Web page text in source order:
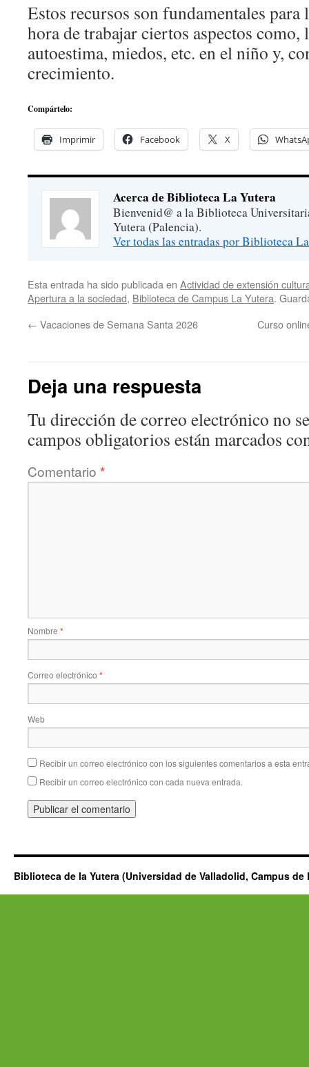
Estos recursos son fundamentales para
hora de trabajar ciertos aspectos
autoestima, miedos, etc. en el niño y,
crecimiento.
Compártelo:
Imprimir Facebook X
Acerca de Biblioteca La Yutera
Bienvenid@ a la Biblioteca
Yutera (Palencia).
Ver todas las entradas por Biblioteca
Esta entrada ha sido publicada en Actividad de extensión
Apertura a la sociedad, Biblioteca de Campus La Yutera.
← Vacaciones de Semana Santa 2026 Curso
Deja una respuesta
Tu dirección de correo electrónico no
campos obligatorios están marcados
Comentario *
Nombre *
Correo electrónico *
Web
Recibir un correo electrónico con los siguientes comentarios a esta
Recibir un correo electrónico con cada nueva entrada.
Biblioteca de la Yutera (Universidad de Valladolid, Campus de